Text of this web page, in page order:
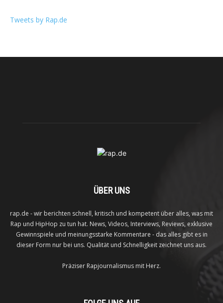
Tweets by Rap.de
ÜBER UNS
rap.de - wir berichten schnell, kritisch und kompetent über alles, was mit
Rap und HipHop zu tun hat. News, Videos, Interviews, Reviews, exklusive
Gewinnspiele und meinungsstarke Kommentare - das alles gibt es in
dieser Form nur bei uns. Qualität und Schnelligkeit zeichnet uns aus.
Präziser Rapjournalismus mit Herz.